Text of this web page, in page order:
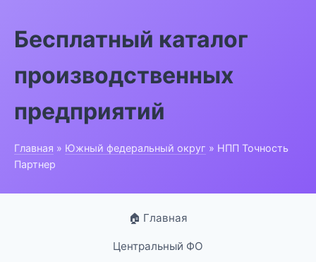
Бесплатный каталог
производственных
предприятий
Главная » Южный федеральный округ » НПП Точность
Партнер
🏠 Главная
Центральный ФО